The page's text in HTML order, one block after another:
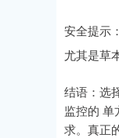
安全提示
尤其是草
结语：选
监控的 单
求。真正